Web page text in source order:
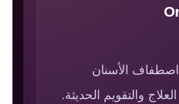
الأسنان
والتقويم الحديثة.